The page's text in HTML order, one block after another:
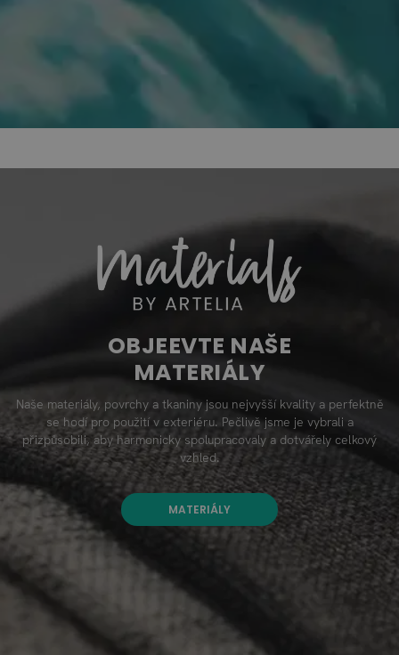
OBJEEVTE NAŠE
MATERIÁLY
Naše materiály, povrchy a tkaniny jsou nejvyšší kvality a perfektně
se hodí pro použití v exteriéru. Pečlivě jsme je vybrali a
přizpůsobili, aby harmonicky spolupracovaly a dotvářely celkový
vzhled.
MATERIÁLY